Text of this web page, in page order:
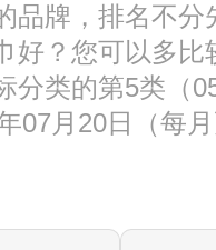
品牌，排名不
好？您可以多
分类的第5类（
07月20日（每